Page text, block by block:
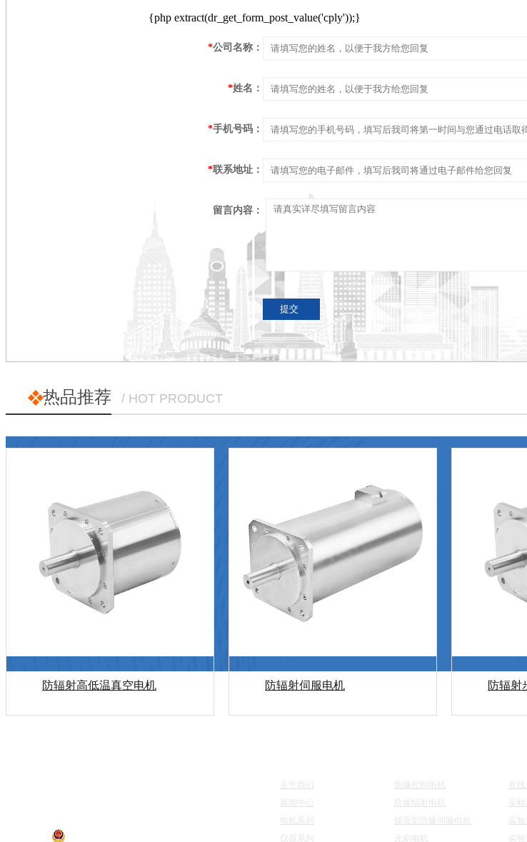
{php extract(dr_get_form_post_value('cply'));}
*公司名称：
*姓名：
*手机号码：
*联系地址：
留言内容：
热品推荐 / HOT PRODUCT
防辐射高低温真空电机 防辐射伺服电机 防辐射
关于我们
新闻中心
电机系列
仪器系列
防爆控制电机
防爆辐射电机
煤安型防爆伺服电机
无刷电机
在
采样
实
实